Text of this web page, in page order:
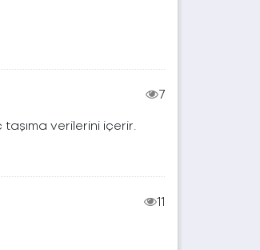
7
verilerini içerir.
11